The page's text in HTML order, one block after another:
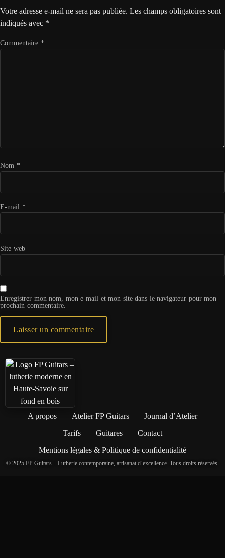
Votre adresse e-mail ne sera pas publiée. Les champs obligatoires sont
indiqués avec *
Commentaire *
Nom *
E-mail *
Site web
Enregistrer mon nom, mon e-mail et mon site dans le navigateur pour mon
prochain commentaire.
A propos Atelier FP Guitars
Journal d’Atelier
Tarifs
Guitares
Contact
Mentions légales & Politique de confidentialité
© 2025 FP Guitars – Lutherie contemporaine, artisanat d’excellence. Tous droits réservés.